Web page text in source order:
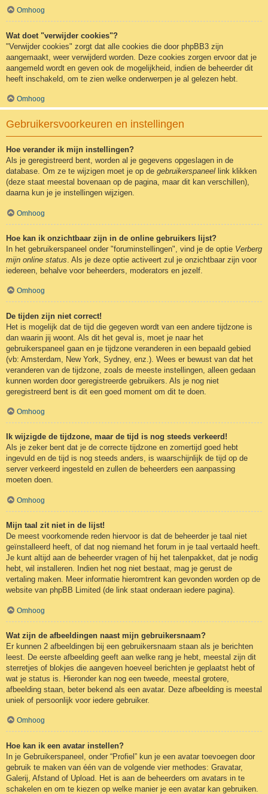
Omhoog
Wat doet "verwijder cookies"?
"Verwijder cookies" zorgt dat alle cookies die door phpBB3 zijn
aangemaakt, weer verwijderd worden. Deze cookies zorgen ervoor dat je
aangemeld wordt en geven ook de mogelijkheid, indien de beheerder dit
heeft inschakeld, om te zien welke onderwerpen je al gelezen hebt.
Omhoog
Gebruikersvoorkeuren en instellingen
Hoe verander ik mijn instellingen?
Als je geregistreerd bent, worden al je gegevens opgeslagen in de
database. Om ze te wijzigen moet je op de gebruikerspaneel link klikken
(deze staat meestal bovenaan op de pagina, maar dit kan verschillen),
daarna kun je je instellingen wijzigen.
Omhoog
Hoe kan ik onzichtbaar zijn in de online gebruikers lijst?
In het gebruikerspaneel onder "foruminstellingen", vind je de optie Verberg
mijn online status . Als je deze optie activeert zul je onzichtbaar zijn voor
iedereen, behalve voor beheerders, moderators en jezelf.
Omhoog
De tijden zijn niet correct!
Het is mogelijk dat de tijd die gegeven wordt van een andere tijdzone is
dan waarin jij woont. Als dit het geval is, moet je naar het
gebruikerspaneel gaan en je tijdzone veranderen in een bepaald gebied
(vb: Amsterdam, New York, Sydney, enz.). Wees er bewust van dat het
veranderen van de tijdzone, zoals de meeste instellingen, alleen gedaan
kunnen worden door geregistreerde gebruikers. Als je nog niet
geregistreerd bent is dit een goed moment om dit te doen.
Omhoog
Ik wijzigde de tijdzone, maar de tijd is nog steeds verkeerd!
Als je zeker bent dat je de correcte tijdzone en zomertijd goed hebt
ingevuld en de tijd is nog steeds anders, is waarschijnlijk de tijd op de
server verkeerd ingesteld en zullen de beheerders een aanpassing
moeten doen.
Omhoog
Mijn taal zit niet in de lijst!
De meest voorkomende reden hiervoor is dat de beheerder je taal niet
geïnstalleerd heeft, of dat nog niemand het forum in je taal vertaald heeft.
Je kunt altijd aan de beheerder vragen of hij het talenpakket, dat je nodig
hebt, wil installeren. Indien het nog niet bestaat, mag je gerust de
vertaling maken. Meer informatie hieromtrent kan gevonden worden op de
website van phpBB Limited (de link staat onderaan iedere pagina).
Omhoog
Wat zijn de afbeeldingen naast mijn gebruikersnaam?
Er kunnen 2 afbeeldingen bij een gebruikersnaam staan als je berichten
leest. De eerste afbeelding geeft aan welke rang je hebt, meestal zijn dit
sterretjes of blokjes die aangeven hoeveel berichten je geplaatst hebt of
wat je status is. Hieronder kan nog een tweede, meestal grotere,
afbeelding staan, beter bekend als een avatar. Deze afbeelding is meestal
uniek of persoonlijk voor iedere gebruiker.
Omhoog
Hoe kan ik een avatar instellen?
In je Gebruikerspaneel, onder “Profiel” kun je een avatar toevoegen door
gebruik te maken van één van de volgende vier methodes: Gravatar,
Galerij, Afstand of Upload. Het is aan de beheerders om avatars in te
schakelen en om te kiezen op welke manier je een avatar kan gebruiken.